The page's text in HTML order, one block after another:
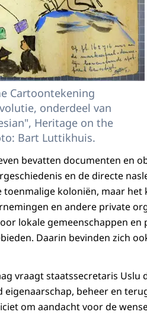
Cartoontekening
onderdeel van
Heritage on the
Bart Luttikhuis.
bevatten documenten en
en de directe
toenmalige koloniën, maar
en andere private
lokale gemeenschappen
Daarin bevinden zich
vraagt staatssecretaris
beheer en
om aandacht voor de